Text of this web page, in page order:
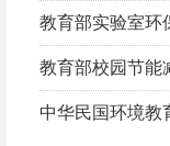
教育部实验室环
教育部校园节能
中华民国环境教